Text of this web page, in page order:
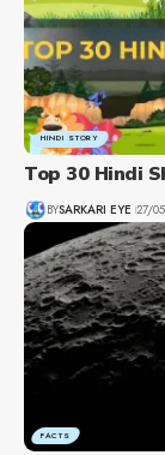
HINDI STORY
Top 30 Hindi
BYSARKARI EYE 27/
FACTS